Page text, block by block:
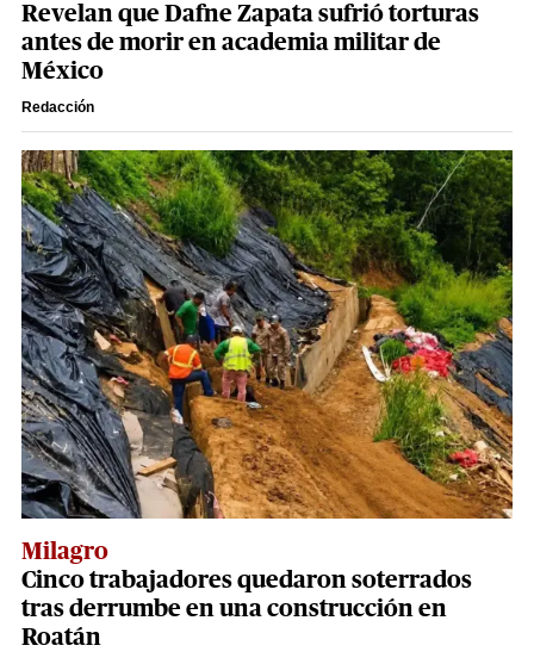
Revelan que Dafne Zapata sufrió torturas
antes de morir en academia militar de
México
Redacción
Milagro
Cinco trabajadores quedaron soterrados
tras derrumbe en una construcción en
Roatán